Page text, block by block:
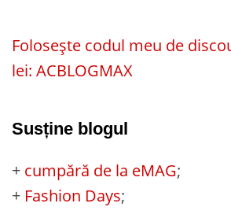
Folosește codul meu de
lei: ACBLOGMAX
Susține blogul
+ cumpără de la eMAG;
+ Fashion Days;